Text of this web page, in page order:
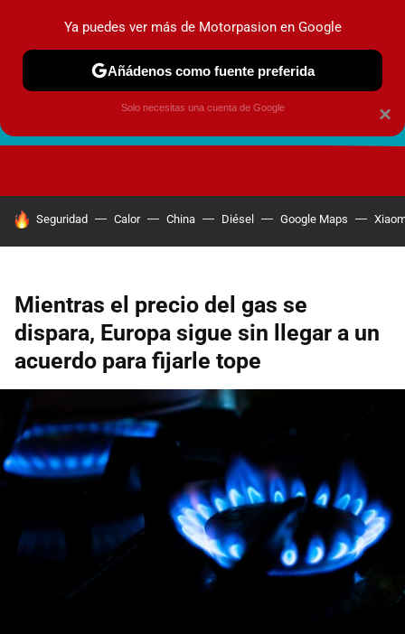
HOY SE HABLA DE
Seguridad Calor China Diésel Google Maps
Mientras el precio del gas se
dispara, Europa sigue sin llegar a un
acuerdo para fijarle tope
×
Ya puedes ver más de Motorpasion en Google
Añádenos como fuente preferida
Solo necesitas una cuenta de Google